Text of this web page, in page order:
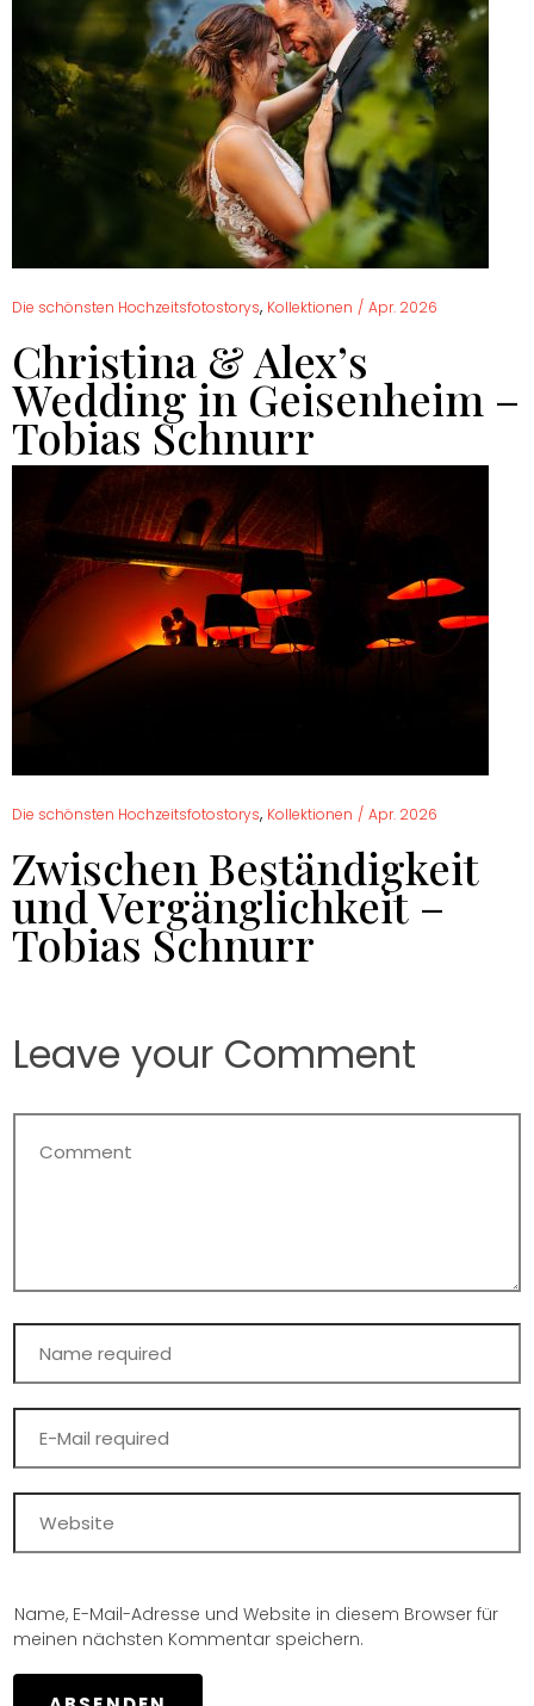
Die schönsten Hochzeitsfotostorys, Kollektionen / Apr. 2026
Christina & Alex’s
Wedding in Geisenheim –
Tobias Schnurr
Die schönsten Hochzeitsfotostorys, Kollektionen / Apr. 2026
Zwischen Beständigkeit
und Vergänglichkeit –
Tobias Schnurr
Leave your Comment
Name, E-Mail-Adresse und Website in diesem Browser für
meinen nächsten Kommentar speichern.